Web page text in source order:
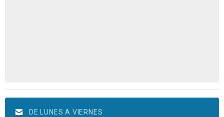
DE LUNES A VIERNES